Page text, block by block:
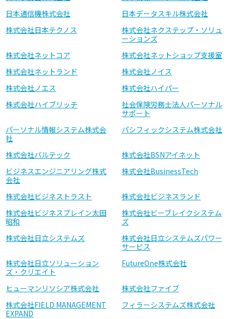
日本通信機株式会社
日本データスキル株式会社
株式会社日本テクノス
株式会社ネクステップ・ソリュ
ーションズ
株式会社ネットコア
株式会社ネットショップ支援室
株式会社ネットランド
株式会社ノイス
株式会社ノエス
株式会社ハイパー
株式会社ハイブリッチ
社会保険労務士法人パーソナル
サポート
パーソナル情報システム株式会
社
パシフィックシステム株式会社
株式会社バルテック
株式会社BSNアイネット
ビジネスエンジニアリング株式
会社
株式会社BusinessTech
株式会社ビジネストラスト
株式会社ビジネスランド
株式会社ビジネスブレイン太田
昭和
株式会社ビーブレイクシステム
ズ
株式会社日立システムズ
株式会社日立システムズパワー
サービス
株式会社日立ソリューション
ズ・クリエイト
FutureOne株式会社
ヒューマンリソシア株式会社
株式会社ファイブ
株式会社FIELD MANAGEMENT
EXPAND
フィラーシステムズ株式会社